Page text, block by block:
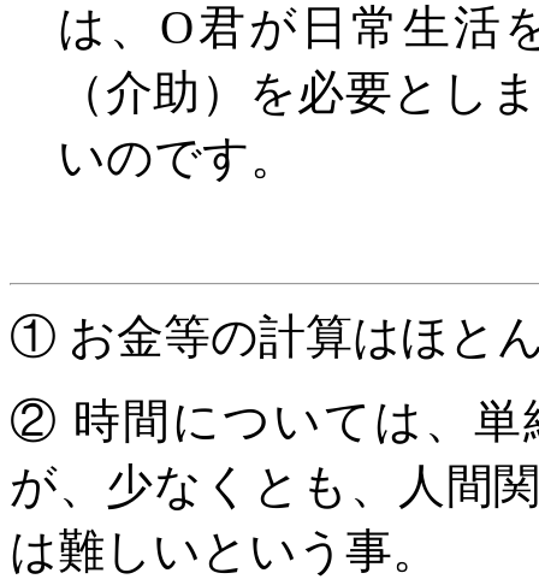
は、 O君が日常生活
（介助）を必要とし
いのです。
① お金等の計算はほと
② 時間については、単
が、少なくとも、人間
は難しいという事。